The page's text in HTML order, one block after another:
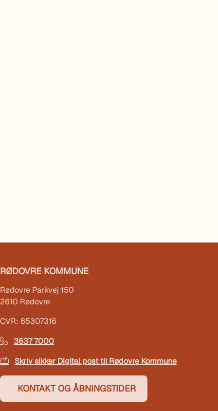
RØDOVRE KOMMUNE
Rødovre Parkvej 150
2610 Rødovre
CVR: 65307316
3637 7000
Skriv sikker Digital post til Rødovre Kommune
KONTAKT OG ÅBNINGSTIDER